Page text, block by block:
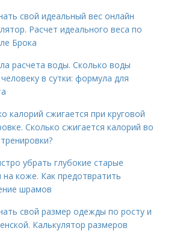
свой идеальный вес онлайн
Расчет идеального веса по
Брока
расчета воды. Сколько воды
в сутки: формула для
калорий сжигается при круговой
Сколько сжигается калорий во
убрать глубокие старые
коже. Как предотвратить
шрамов
свой размер одежды по росту и
Калькулятор размеров